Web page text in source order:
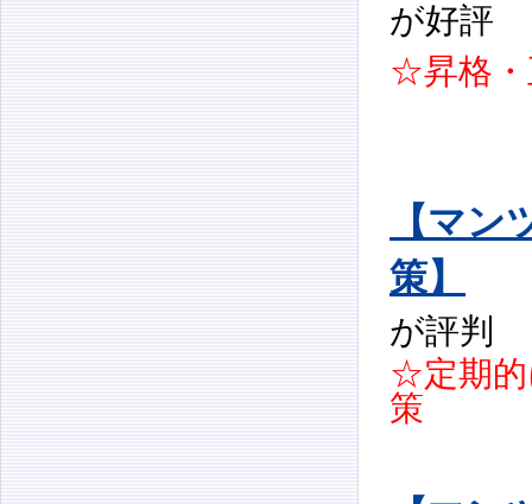
が好
☆昇格・
【マ
策】
が評
☆定期的
策